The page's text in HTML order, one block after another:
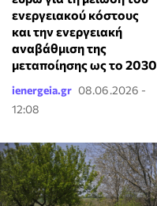
ενεργειακού κόστους
και την ενεργειακή
αναβάθμιση της
μεταποίησης ως το 2030
ienergeia.gr 08.06.2026 -
12:08